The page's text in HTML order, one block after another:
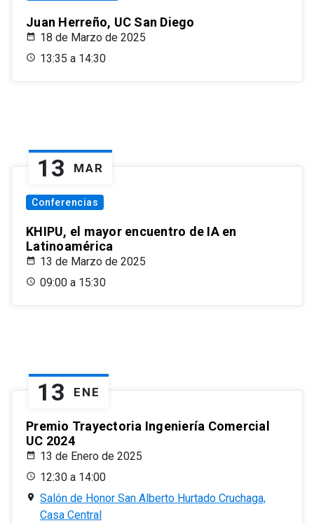
Juan Herreño, UC San Diego
18 de Marzo de 2025
13:35 a 14:30
13 MAR
Conferencias
KHIPU, el mayor encuentro de IA en
Latinoamérica
13 de Marzo de 2025
09:00 a 15:30
13 ENE
Premio Trayectoria Ingeniería Comercial
UC 2024
13 de Enero de 2025
12:30 a 14:00
Salón de Honor San Alberto Hurtado Cruchaga,
Casa Central